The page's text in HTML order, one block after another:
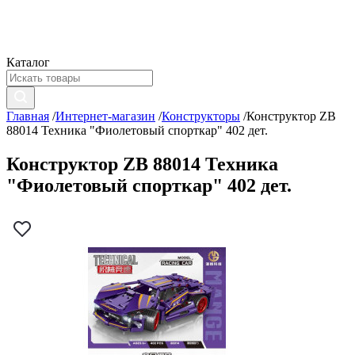
Каталог
Главная /Интернет-магазин /Конструкторы /Конструктор ZB
88014 Техника "Фиолетовый спорткар" 402 дет.
Конструктор ZB 88014 Техника
"Фиолетовый спорткар" 402 дет.